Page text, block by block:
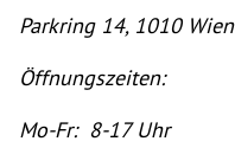
Parkring 14, 1010 Wien
Öffnungszeiten:
Mo-Fr: 8-17 Uhr